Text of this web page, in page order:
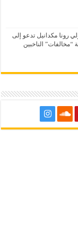
رونا مكدانيل تدعو إلى
“مخالفات” الناخبين